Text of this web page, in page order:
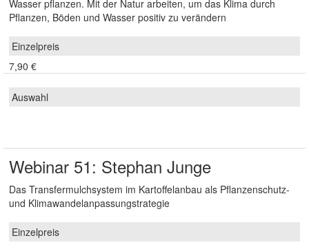
Wasser pflanzen. Mit der Natur arbeiten, um das Klima durch
Pflanzen, Böden und Wasser positiv zu verändern
7,90 €
Webinar 51: Stephan Junge
Das Transfermulchsystem im Kartoffelanbau als Pflanzenschutz-
und Klimawandelanpassungstrategie